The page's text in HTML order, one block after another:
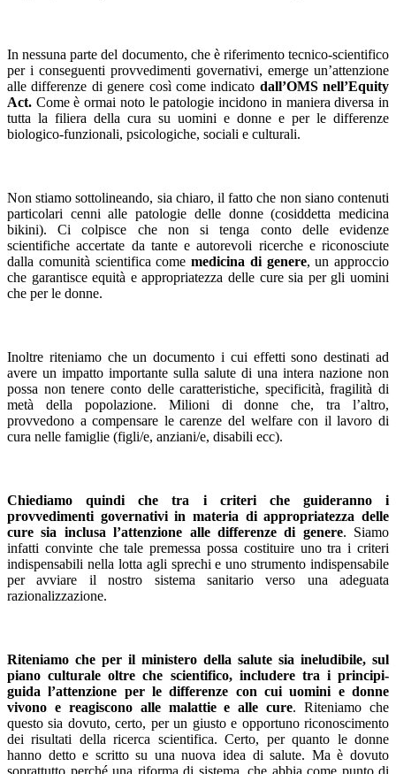
In nessuna parte del documento, che è riferimento tecnico-scientifico
per i conseguenti provvedimenti governativi, emerge un’attenzione
alle differenze di genere così come indicato dall’OMS nell’Equity
Act. Come è ormai noto le patologie incidono in maniera diversa in
tutta la filiera della cura su uomini e donne e per le differenze
biologico-funzionali, psicologiche, sociali e culturali.
Non stiamo sottolineando, sia chiaro, il fatto che non siano contenuti
particolari cenni alle patologie delle donne (cosiddetta medicina
bikini). Ci colpisce che non si tenga conto delle evidenze
scientifiche accertate da tante e autorevoli ricerche e riconosciute
dalla comunità scientifica come medicina di genere, un approccio
che garantisce equità e appropriatezza delle cure sia per gli uomini
che per le donne.
Inoltre riteniamo che un documento i cui effetti sono destinati ad
avere un impatto importante sulla salute di una intera nazione non
possa non tenere conto delle caratteristiche, specificità, fragilità di
metà della popolazione. Milioni di donne che, tra l’altro,
provvedono a compensare le carenze del welfare con il lavoro di
cura nelle famiglie (figli/e, anziani/e, disabili ecc).
Chiediamo quindi che tra i criteri che guideranno i
provvedimenti governativi in materia di appropriatezza delle
cure sia inclusa l’attenzione alle differenze di genere. Siamo
infatti convinte che tale premessa possa costituire uno tra i criteri
indispensabili nella lotta agli sprechi e uno strumento indispensabile
per avviare il nostro sistema sanitario verso una adeguata
razionalizzazione.
Riteniamo che per il ministero della salute sia ineludibile, sul
piano culturale oltre che scientifico, includere tra i principi-
guida l’attenzione per le differenze con cui uomini e donne
vivono e reagiscono alle malattie e alle cure. Riteniamo che
questo sia dovuto, certo, per un giusto e opportuno riconoscimento
dei risultati della ricerca scientifica. Certo, per quanto le donne
hanno detto e scritto su una nuova idea di salute. Ma è dovuto